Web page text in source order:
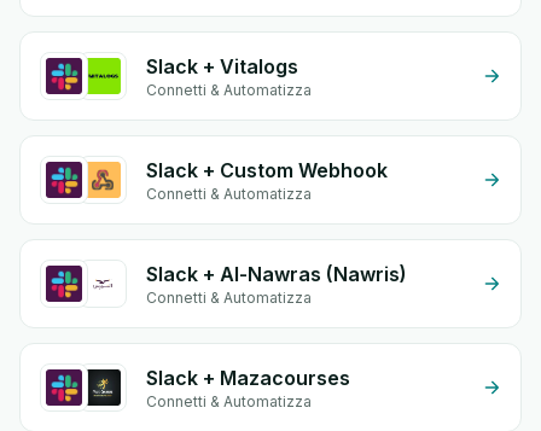
Slack + Vitalogs
Connetti & Automatizza
Slack + Custom Webhook
Connetti & Automatizza
Slack + Al-Nawras (Nawris)
Connetti & Automatizza
Slack + Mazacourses
Connetti & Automatizza